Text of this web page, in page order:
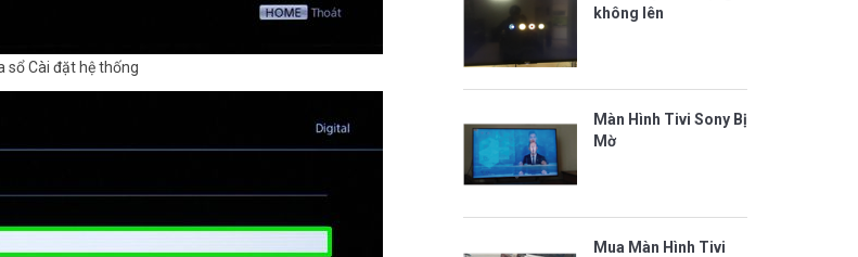
sổ Cài đặt hệ thống
không lên
Màn Hình Tivi Sony Bị
Mờ
Mua Màn Hình Tivi